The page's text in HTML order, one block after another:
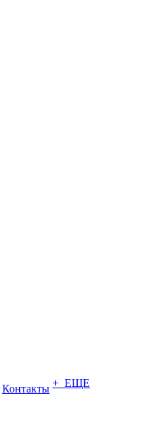
Контакты + ЕЩЕ